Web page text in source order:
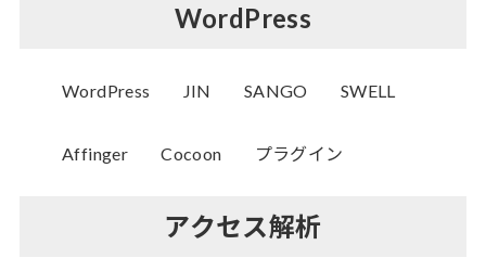
WordPress
WordPress JIN SANGO SWELL
Affinger Cocoon プラグイン
アクセス解析